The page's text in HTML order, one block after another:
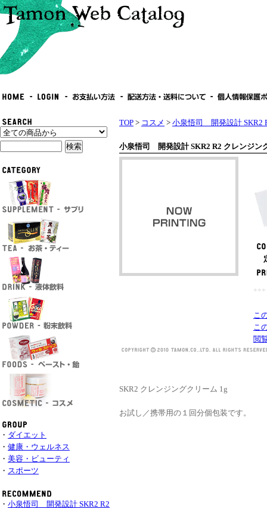
TOP > コスメ > 小泉悟司 開発設計 SKR2
小泉悟司 開発設計 SKR2 R2 クレンジン
***
こ
こ
閲
SKR2 クレンジングクリーム 1g
お試し／携帯用の１回分個包装です。
・ ダイエット
・ 健康・ウェルネス
・ 美容・ビューティ
・ スポーツ
・ 小泉悟司 開発設計 SKR2 R2